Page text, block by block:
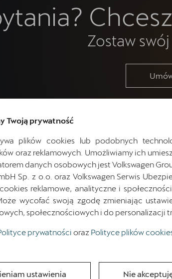
Zostaw
Twoją prywatność
plików cookies lub podobnych
oraz reklamowych. Umożliwiamy ich
danych osobowych jest Volkswagen
Sp. z o.o. oraz Volkswagen Serwis
reklamowe, analityczne i
wycofać swoją zgodę zmieniając
społecznościowych i do personalizacji
prywatności oraz Polityce plików
ustawienia Nie